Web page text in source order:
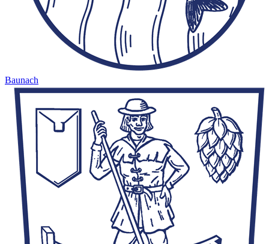
Baunach